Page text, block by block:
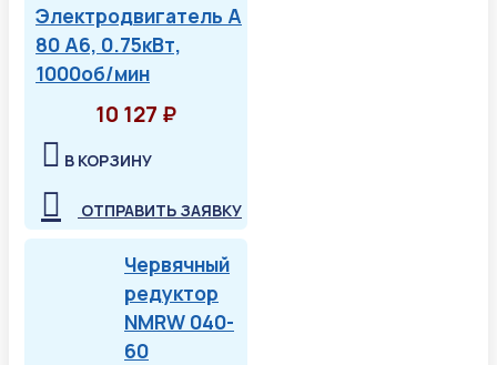
Электродвигатель А
80 А6, 0.75кВт,
1000об/мин
10 127 ₽
В КОРЗИНУ
ОТПРАВИТЬ ЗАЯВКУ
Червячный
редуктор
NMRW 040-
60